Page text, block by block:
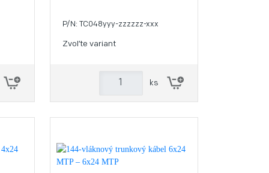
P/N: TC048yyy-zzzzzz-xxx
Zvoľte variant
ks